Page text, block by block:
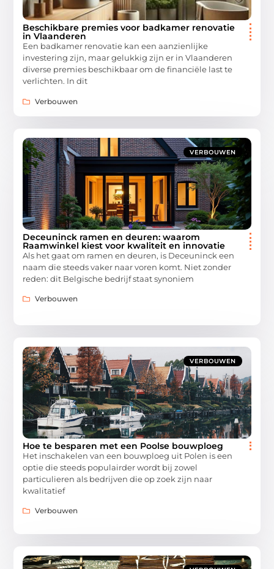
Beschikbare premies voor badkamer renovatie
in Vlaanderen
Een badkamer renovatie kan een aanzienlijke
investering zijn, maar gelukkig zijn er in Vlaanderen
diverse premies beschikbaar om de financiële last te
verlichten. In dit
Verbouwen
VERBOUWEN
Deceuninck ramen en deuren: waarom
Raamwinkel kiest voor kwaliteit en innovatie
Als het gaat om ramen en deuren, is Deceuninck een
naam die steeds vaker naar voren komt. Niet zonder
reden: dit Belgische bedrijf staat synoniem
Verbouwen
VERBOUWEN
Hoe te besparen met een Poolse bouwploeg
Het inschakelen van een bouwploeg uit Polen is een
optie die steeds populairder wordt bij zowel
particulieren als bedrijven die op zoek zijn naar
kwalitatief
Verbouwen